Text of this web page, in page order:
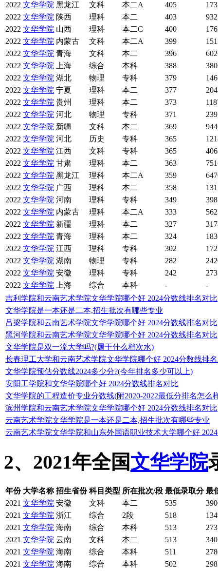
2022 文华学院 黑龙江 文科 本二A 405
2022 文华学院 陕西 理科 本二 403
2022 文华学院 山西 理科 本二C 400
2022 文华学院 内蒙古 文科 本二A 399
2022 文华学院 青海 文科 本二 396
2022 文华学院 上海 综合 本科 388
2022 文华学院 湖北 物理 专科 379
2022 文华学院 宁夏 理科 本二 377
2022 文华学院 贵州 理科 本二 373
2022 文华学院 河北 物理 专科 371
2022 文华学院 新疆 文科 本二 369
2022 文华学院 河北 历史 专科 365
2022 文华学院 江西 文科 专科 365
2022 文华学院 甘肃 理科 本二 363
2022 文华学院 黑龙江 理科 本二A 359
2022 文华学院 广西 理科 本二 358
2022 文华学院 河南 理科 专科 349
2022 文华学院 内蒙古 理科 本二A 333
2022 文华学院 新疆 理科 本二 327
2022 文华学院 青海 理科 本二 324
2022 文华学院 江西 理科 专科 302
2022 文华学院 湖南 物理 专科 282
2022 文华学院 安徽 理科 专科 242
2022 文华学院 上海 综合 本科 -
-
吉利学院和云南艺术学院文华学院哪个好 2024分数线排名对比
文华学院是一本还是二本,招生批次有哪些专业
吕梁学院和云南艺术学院文华学院哪个好 2024分数线排名对比
黑河学院和云南艺术学院文华学院哪个好 2024分数线排名对比
文华学院是双一流大学吗?(属于什么档次水)
长春理工大学和云南艺术学院文华学院哪个好 2024分数线排
文华学院预估分数线2024多少分?(今年排名多少可以上)
安阳工学院和文华学院哪个好 2024分数线排名对比
文华学院的工程造价专业分数线(附2020-2022最低分排名怎么
滨州学院和云南艺术学院文华学院哪个好 2024分数线排名对比
云南艺术学院文华学院是一本还是二本,招生批次有哪些专业
云南艺术学院文华学院和山东外国语职业技术大学哪个好
2、2021年全国文华学院
年份 大学名称 招生省份 科目类型 所在批次/段 最低录取分 最
2021 文华学院 安徽 文科 本二 535
2021 文华学院 浙江 综合 2段 518
2021 文华学院 海南 综合 本科 513
2021 文华学院 云南 文科 本二 513
2021 文华学院 海南 综合 本科 511
2021 文华学院 海南 综合 本科 502